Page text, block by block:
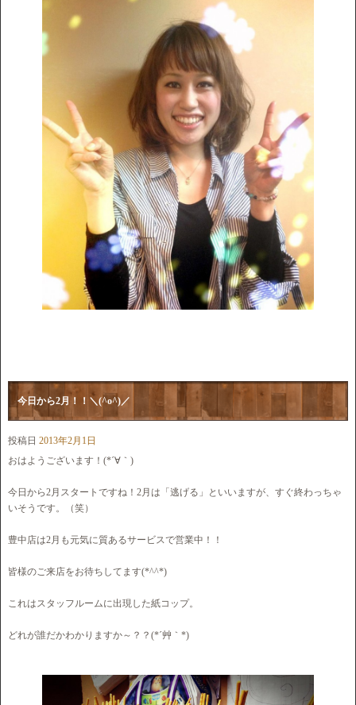
今日から2月！！＼(^o^)／
投稿日 2013年2月1日
おはようございます！(*´∀｀)
今日から2月スタートですね！2月は「逃げる」といいますが、すぐ終わっちゃ
いそうです。（笑）
豊中店は2月も元気に質あるサービスで営業中！！
皆様のご来店をお待ちしてます(*^^*)
これはスタッフルームに出現した紙コップ。
どれが誰だかわかりますか～？？(*´艸｀*)